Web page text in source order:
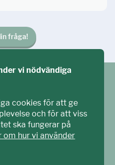
fråga!
med barn och
– en
mot sexuell
vi nödvändiga
cookies för att ge
och för att viss
ska fungerar på
om hur vi använder